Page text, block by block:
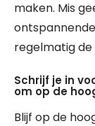
maken. Mis
regelmatig de
Schrijf je in
om op de
Blijf op de